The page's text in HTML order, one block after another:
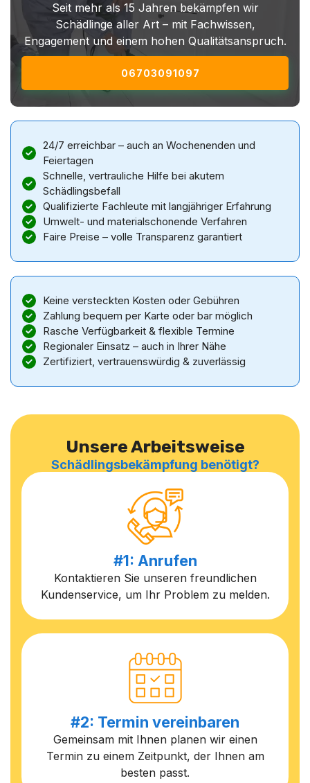
Seit mehr als 15 Jahren bekämpfen wir
Schädlinge aller Art – mit Fachwissen,
Engagement und einem hohen Qualitätsanspruch.
06703091097
24/7 erreichbar – auch an Wochenenden und
Feiertagen
Schnelle, vertrauliche Hilfe bei akutem
Schädlingsbefall
Qualifizierte Fachleute mit langjähriger Erfahrung
Umwelt- und materialschonende Verfahren
Faire Preise – volle Transparenz garantiert
Keine versteckten Kosten oder Gebühren
Zahlung bequem per Karte oder bar möglich
Rasche Verfügbarkeit & flexible Termine
Regionaler Einsatz – auch in Ihrer Nähe
Zertifiziert, vertrauenswürdig & zuverlässig
Unsere Arbeitsweise
Schädlingsbekämpfung benötigt?
#1: Anrufen
Kontaktieren Sie unseren freundlichen
Kundenservice, um Ihr Problem zu melden.
#2: Termin vereinbaren
Gemeinsam mit Ihnen planen wir einen
Termin zu einem Zeitpunkt, der Ihnen am
besten passt.